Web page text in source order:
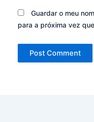
Guardar o meu
para a próxima vez